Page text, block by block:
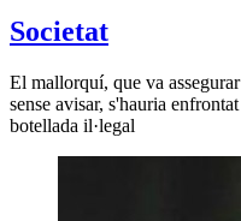
Societat
El mallorquí, que va
sense avisar, s'hauria
botellada il·legal